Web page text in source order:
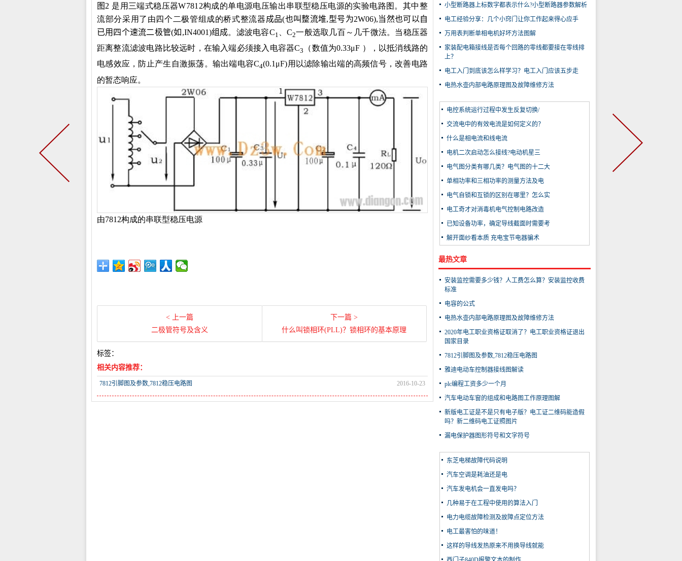
图 2 是用三端式稳压器W7812构成的单电源电压输出串联型稳压电源的实验电路图。其中整
流部分采用了由四个二极管组成的桥式整流器成品(也叫整流堆,型号为2W06),当然也可以自
已用四个速流二极管(如,IN4001)组成。滤波电容C1 、C2一般选取几百～几千微法。当稳压器
距离整流滤波电路比较远时，在输入端必须接入电容器C3
（数值为0.33μF ），以抵消线路的
电感效应，防止产生自激振荡。输出端电容C4(0.1μF)用以滤除输出端的高频信号，改善电路
的暂态响应。
由7812构成的串联型稳压电源
< 上一篇
二极管符号及含义
下一篇 >
什么叫锁相环(PLL)？锁相环的基本原理
标签：
相关内容推荐：
2016-10-23
7812引脚图及参数,7812稳压电路图
小型断路器上标数字都表示什么?小型断路器参数解析
电工经验分享：几个小窍门让你工作起来得心应手
万用表判断单相电机好坏方法图解
家装配电箱接线是否每个回路的零线都要接在零线排
上？
电工入门到底该怎么样学习？电工入门应该五步走
电热水壶内部电路原理图及故障维修方法
电控系统运行过程中发生反复切换/
交流电中的有效电流是如何定义的？
什么是相电流和线电流
电机二次启动怎么接线?电动机星三
电气图分类有哪几类？电气图的十二大
单相功率和三相功率的测量方法及电
电气自锁和互锁的区别在哪里？怎么实
电工奇才对消毒机电气控制电路改造
已知设备功率，确定导线截面时需要考
解开面纱看本质 充电宝节电器骗术
最热文章
安装监控需要多少钱？人工费怎么算？安装监控收费
标准
电容的公式
电热水壶内部电路原理图及故障维修方法
2020年电工职业资格证取消了？电工职业资格证退出
国家目录
7812引脚图及参数,7812稳压电路图
雅迪电动车控制器接线图解读
plc编程工资多少一个月
汽车电动车窗的组成和电路图工作原理图解
新版电工证是不是只有电子版？电工证二维码能造假
吗？新二维码电工证照图片
漏电保护器图形符号和文字符号
东芝电梯故障代码说明
汽车空调是耗油还是电
汽车发电机会一直发电吗？
几种易于在工程中使用的算法入门
电力电缆故障检测及故障点定位方法
电工最害怕的味道！
这样的导线发热原来不用换导线就能